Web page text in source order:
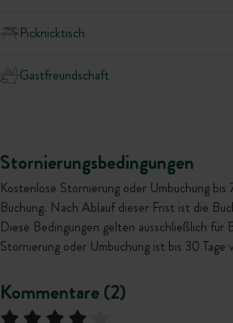
Picknicktisch
Gastfreundschaft
Stornierungsbedingungen
Kostenlose Stornierung oder Umbuchung
Buchung. Nach Ablauf dieser Frist ist die
Diese Bedingungen gelten ausschließlich
Stornierung oder Umbuchung ist bis 30
Kommentare (2)